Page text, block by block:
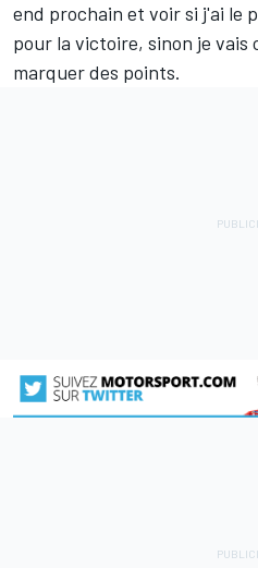
end prochain et voir si j'ai le
pour la victoire, sinon je vais
marquer des points.